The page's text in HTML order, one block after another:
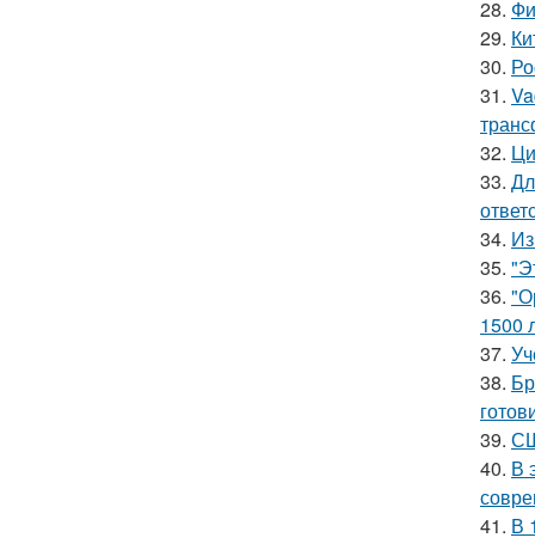
28.
29.
30.
31.
32.
33.
34.
35.
36.
1500
37.
38.
39.
40. В
41. В